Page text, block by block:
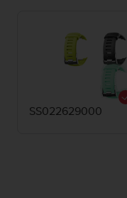
SS022629000